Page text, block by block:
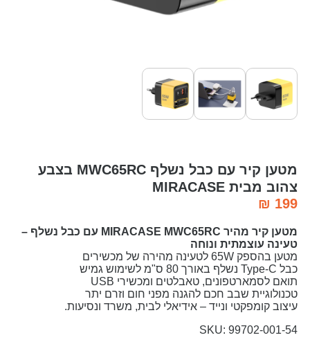
מטען קיר עם כבל נשלף MWC65RC בצבע
צהוב מבית MIRACASE
₪ 199
מטען קיר מהיר MIRACASE MWC65RC עם כבל נשלף –
טעינה עוצמתית ונוחה
מטען בהספק 65W לטעינה מהירה של מכשירים
כבל Type-C נשלף באורך 80 ס"מ לשימוש גמיש
תואם לסמארטפונים, טאבלטים ומכשירי USB
טכנולוגיית שבב חכם להגנה מפני חום וזרם יתר
עיצוב קומפקטי ונייד – אידיאלי לבית, משרד ונסיעות.
SKU: 99702-001-54